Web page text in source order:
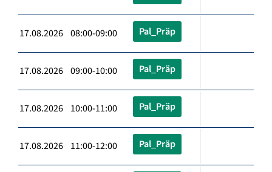
17.08.2026 08:00-09:00 Pal_Präp
17.08.2026 09:00-10:00 Pal_Präp
17.08.2026 10:00-11:00 Pal_Präp
17.08.2026 11:00-12:00 Pal_Präp